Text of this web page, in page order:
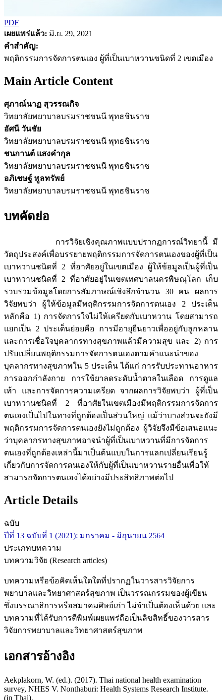
PDF
เผยแพร่แล้ว: มิ.ย. 29, 2021
คำสำคัญ:
พฤติกรรมการจัดการตนเอง ผู้ที่เป็นเบาหวานชนิดที่ 2 เขตเมือง
Main Article Content
ศุภาณ์นาฏ สุวรรณกิจ
วิทยาลัยพยาบาลบรมราชชนนี พุทธชินราช
อัศนี วันชัย
วิทยาลัยพยาบาลบรมราชชนนี พุทธชินราช
ชนกานต์ แสงคำกุล
วิทยาลัยพยาบาลบรมราชชนนี พุทธชินราช
อภิเชษฐ์ พูลทรัพย์
วิทยาลัยพยาบาลบรมราชชนนี พุทธชินราช
บทคัดย่อ
การวิจัยเชิงคุณภาพแบบปรากฏการณ์วิทยานี้ มี
วัตถุประสงค์เพื่อบรรยายพฤติกรรมการจัดการตนเองของผู้ที่เป็น
เบาหวานชนิดที่ 2 ที่อาศัยอยู่ในเขตเมือง ผู้ให้ข้อมูลเป็นผู้ที่เป็น
เบาหวานชนิดที่ 2 ที่อาศัยอยู่ในเขตเทศบาลนครพิษณุโลก เก็บ
รวบรวมข้อมูลโดยการสัมภาษณ์เชิงลึกจำนวน 30 คน ผลการ
วิจัยพบว่า ผู้ให้ข้อมูลมีพฤติกรรมการจัดการตนเอง 2 ประเด็น
หลักคือ 1) การจัดการใจไม่ให้เครียดกับเบาหวาน โดยสามารถ
แยกเป็น 2 ประเด็นย่อยคือ การมีอายุยืนยาวเพื่ออยู่กับลูกหลาน
และการเชื่อใจบุคลากรทางสุขภาพแล้วมีความสุข และ 2) การ
ปรับเปลี่ยนพฤติกรรมการจัดการตนเองตามคำแนะนำของ
บุคลากรทางสุขภาพใน 5 ประเด็น ได้แก่ การรับประทานอาหาร
การออกกำลังกาย การใช้ยาลดระดับน้ำตาลในเลือด การดูแล
เท้า และการจัดการความเครียด จากผลการวิจัยพบว่า ผู้ที่เป็น
เบาหวานชนิดที่ 2 ที่อาศัยในเขตเมืองมีพฤติกรรมการจัดการ
ตนเองเป็นไปในทางที่ถูกต้องเป็นส่วนใหญ่ แม้ว่าบางส่วนจะยังมี
พฤติกรรมการจัดการตนเองยังไม่ถูกต้อง ผู้วิจัยจึงมีข้อเสนอแนะ
ว่าบุคลากรทางสุขภาพอาจนำผู้ที่เป็นเบาหวานที่มีการจัดการ
ตนเองที่ถูกต้องเหล่านี้มาเป็นต้นแบบในการแลกเปลี่ยนเรียนรู้
เกี่ยวกับการจัดการตนเองให้กับผู้ที่เป็นเบาหวานรายอื่นเพื่อให้
สามารถจัดการตนเองได้อย่างมีประสิทธิภาพต่อไป
Article Details
ฉบับ
ปีที่ 13 ฉบับที่ 1 (2021): มกราคม - มิถุนายน 2564
ประเภทบทความ
บทความวิจัย (Research articles)
บทความหรือข้อคิดเห็นใดใดที่ปรากฏในวารสารวิจัยการ
พยาบาลและวิทยาศาสตร์สุขภาพ เป็นวรรณกรรมของผู้เขียน
ซึ่งบรรณาธิการหรือสมาคมศิษย์เก่า ไม่จำเป็นต้องเห็นด้วย และ
บทความที่ได้รับการตีพิมพ์เผยแพร่ถือเป็นลิขสิทธิ์ของวารสาร
วิจัยการพยาบาลและวิทยาศาสตร์สุขภาพ
เอกสารอ้างอิง
Aekplakorn, W. (ed.). (2017). Thai national health examination
survey, NHES V. Nonthaburi: Health Systems Research Institute.
(in Thai).